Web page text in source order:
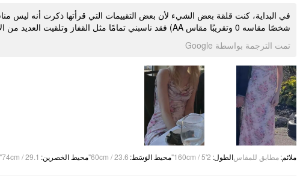
في البداية، كنت قلقة بعض الشيء لأن بعض التقييمات التي قرأتها ذكرت أنه ليس
شخصًا مقاسه 0 وتقريبًا مقاس AA) فقد ناسبني تمامًا مثل القفاز وتلقيت العديد من الإطراءات في حفل الزفاف الذي حضرته!!🤍🌸
تمت الترجمة بواسطة Google
ملائم:مطابق للمقاسالطول:
160cm / 5'2" محيط الوَسَط:
60cm / 23.6" محيط الخصرين:
74cm / 29.1"